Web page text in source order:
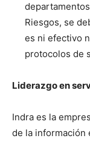
Riesgos, se
es ni efectivo
protocolos de
Liderazgo en
Indra es la
de la información